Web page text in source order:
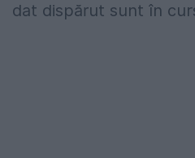
dat dispărut sunt în